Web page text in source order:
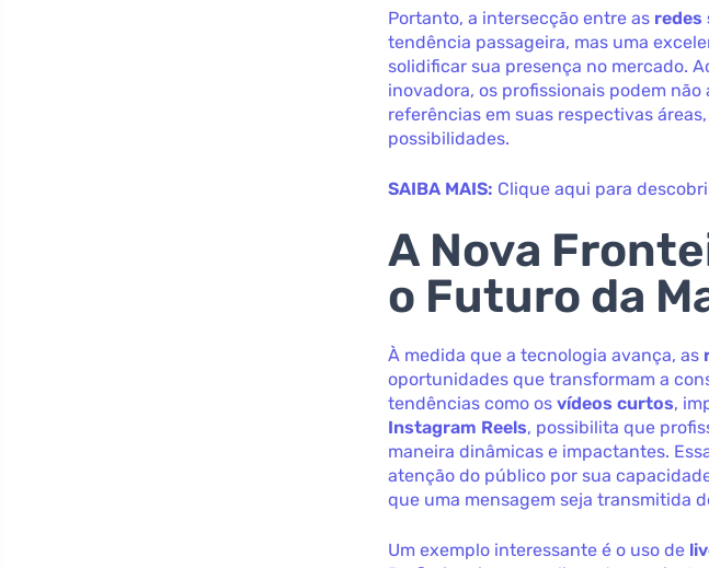
Portanto, a intersecção entre as redes
tendência passageira, mas uma
solidificar sua presença no mercado.
inovadora, os profissionais podem
referências em suas respectivas
possibilidades.
SAIBA MAIS: Clique aqui para
A Nova
o Futuro da
À medida que a tecnologia avança, as
oportunidades que transformam a
tendências como osvídeos curtos,
Instagram Reels, possibilita que
maneira dinâmicas e impactantes.
atenção do público por sua
que uma mensagem seja transmitida
Um exemplo interessante é o uso de